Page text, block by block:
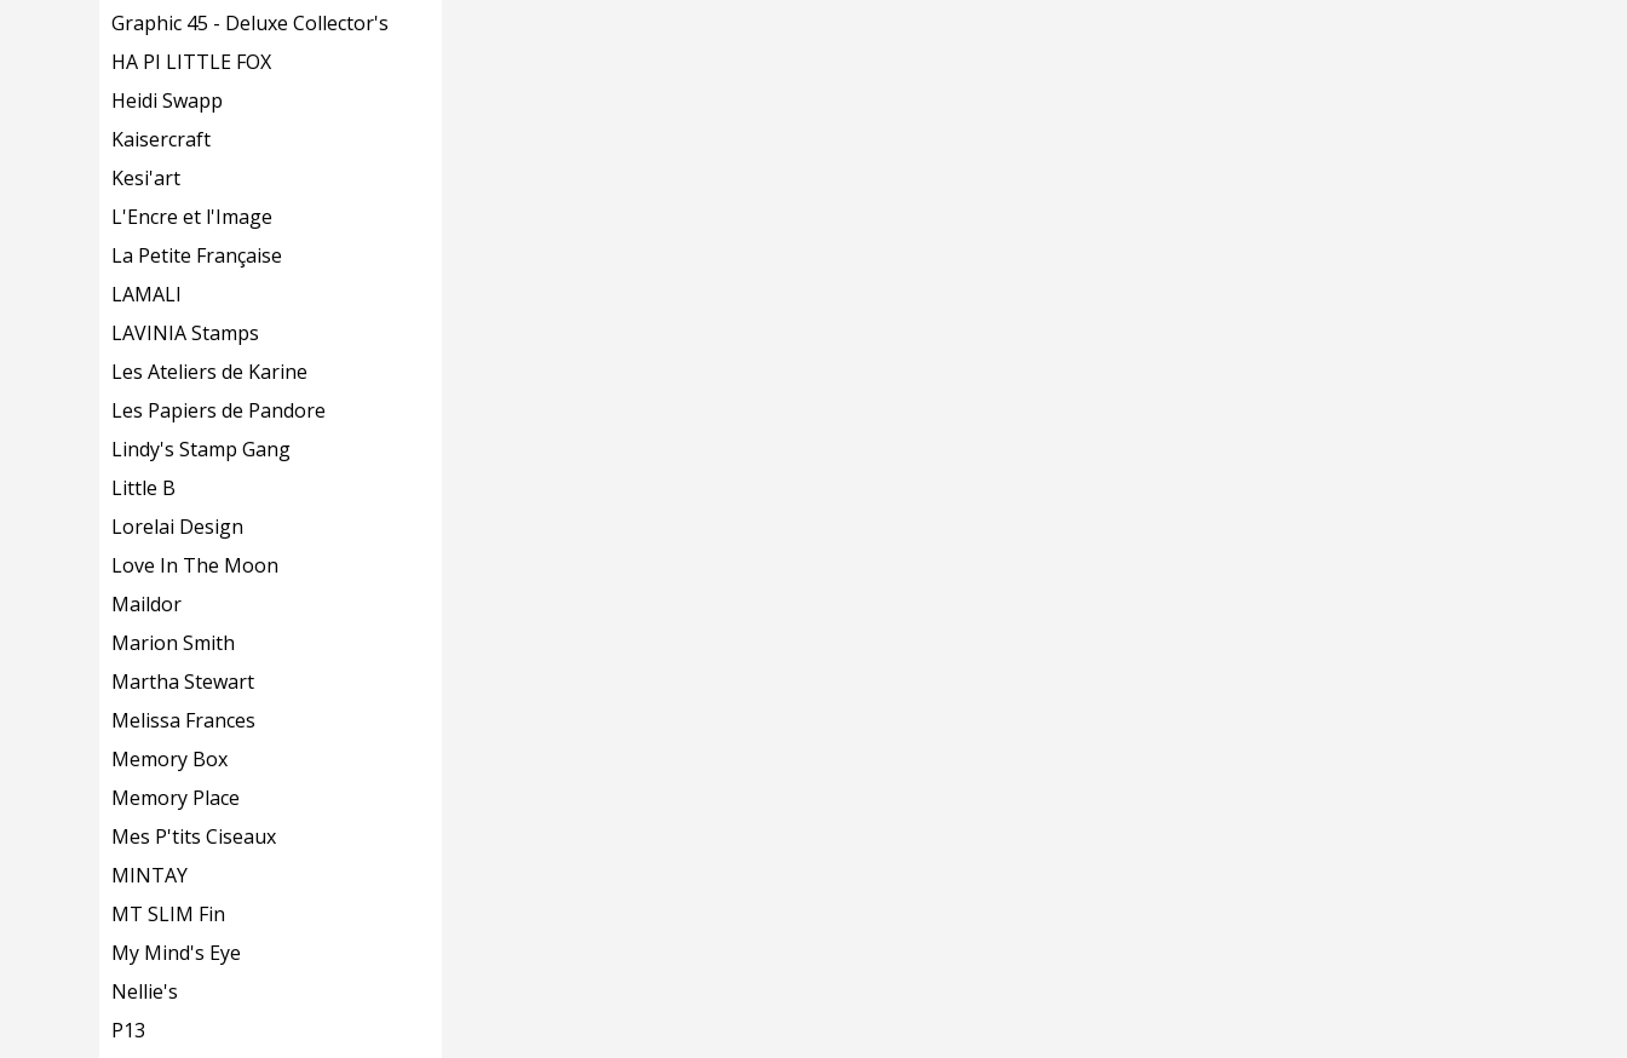
Graphic 45 - Deluxe Collector's
HA PI LITTLE FOX
Heidi Swapp
Kaisercraft
Kesi'art
L'Encre et l'Image
La Petite Française
LAMALI
LAVINIA Stamps
Les Ateliers de Karine
Les Papiers de Pandore
Lindy's Stamp Gang
Little B
Lorelai Design
Love In The Moon
Maildor
Marion Smith
Martha Stewart
Melissa Frances
Memory Box
Memory Place
Mes P'tits Ciseaux
MINTAY
MT SLIM Fin
My Mind's Eye
Nellie's
P13